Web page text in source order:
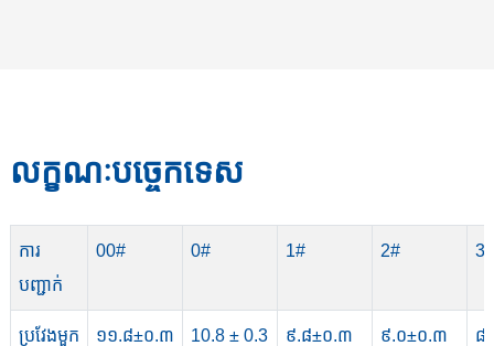
លក្ខណៈបច្ចេកទេស
ការ
បញ្ជាក់
00# 0# 1# 2# 3#
ប្រវែងមួក
១១.៨±០.៣ 10.8 ± 0.3 ៩.៨±០.៣ ៩.០±០.៣ ៨